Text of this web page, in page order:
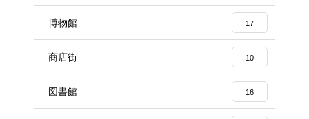
博物館 17
商店街 10
図書館 16